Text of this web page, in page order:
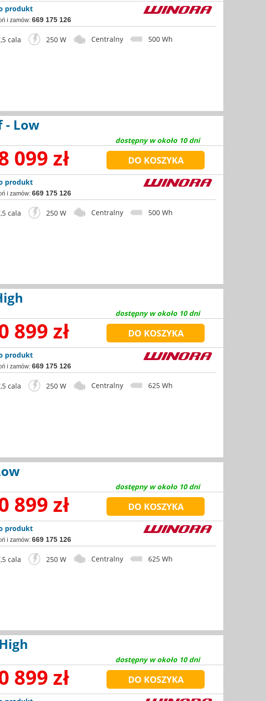
produkt
i zamów:669 175 126
cala 250 W Centralny 500 Wh
- Low
dostępny w około 10 dni
099 zł
produkt
i zamów:669 175 126
cala 250 W Centralny 500 Wh
dostępny w około 10 dni
899 zł
produkt
i zamów:669 175 126
cala 250 W Centralny 625 Wh
dostępny w około 10 dni
899 zł
produkt
i zamów:669 175 126
cala 250 W Centralny 625 Wh
dostępny w około 10 dni
899 zł